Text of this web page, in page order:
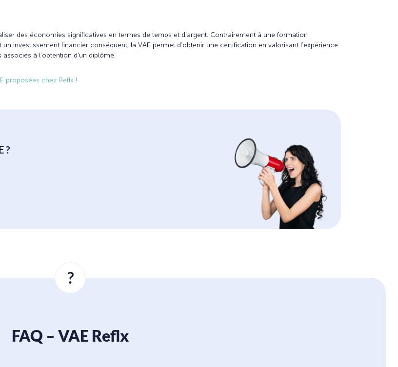
des économies significatives en termes de temps et d’argent. Contrairement à une formation
investissement financier conséquent, la VAE permet d’obtenir une certification en valorisant l’expérience
à l’obtention d’un diplôme.
proposées chez Reflx !
?
?
FAQ – VAE Reflx